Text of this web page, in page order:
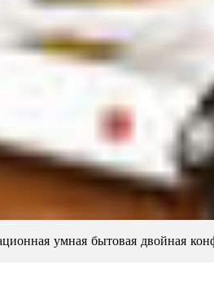
умная бытовая двойная